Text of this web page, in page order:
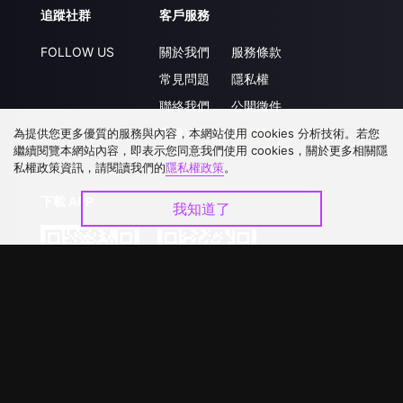
追蹤社群
FOLLOW US
客戶服務
關於我們
常見問題
聯絡我們
升級VIP
服務條款
隱私權
公開徵件
合作洽談
為提供您更多優質的服務與內容，本網站使用 cookies 分析技術。若您
繼續閱覽本網站內容，即表示您同意我們使用 cookies，關於更多相關隱
私權政策資訊，請閱讀我們的隱私權政策。
我知道了